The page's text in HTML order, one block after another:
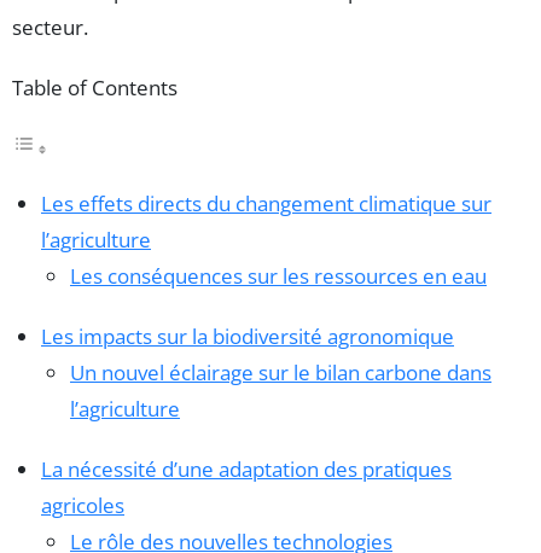
secteur.
Table of Contents
Les effets directs du changement climatique sur
l’agriculture
Les conséquences sur les ressources en eau
Les impacts sur la biodiversité agronomique
Un nouvel éclairage sur le bilan carbone dans
l’agriculture
La nécessité d’une adaptation des pratiques
agricoles
Le rôle des nouvelles technologies